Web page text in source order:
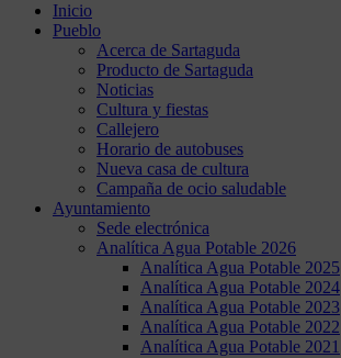
Inicio
Pueblo
Acerca de Sartaguda
Producto de Sartaguda
Noticias
Cultura y fiestas
Callejero
Horario de autobuses
Nueva casa de cultura
Campaña de ocio saludable
Ayuntamiento
Sede electrónica
Analítica Agua Potable 2026
Analítica Agua Potable 2025
Analítica Agua Potable 2024
Analítica Agua Potable 2023
Analítica Agua Potable 2022
Analítica Agua Potable 2021